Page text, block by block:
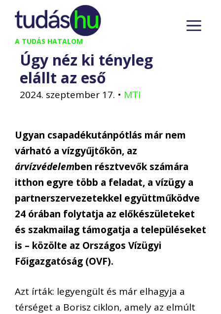
Kilépés
tartalomba
A TUDÁS HATALOM
Úgy néz ki tényleg
elállt az eső
2024. szeptember 17. • MTI
Ugyan csapadékutánpótlás már nem
várható a vízgyűjtőkön, az
árvízvédelemben résztvevők számára
itthon egyre több a feladat, a vízügy a
partnerszervezetekkel együttműködve
24 órában folytatja az előkészületeket
és szakmailag támogatja a településeket
is – közölte az Országos Vízügyi
Főigazgatóság (OVF).
Azt írták: legyengült és már elhagyja a
térséget a Borisz ciklon, amely az elmúlt